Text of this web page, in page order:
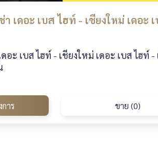
เดอะ เบส ไฮท์ - เชียงใหม่ เดอะ
อะ เบส ไฮท์ - เชียงใหม่ เดอะ เบส ไฮ
การ ขาย (0)